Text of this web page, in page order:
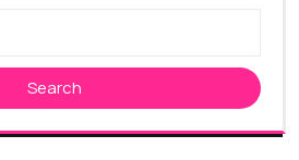
Search